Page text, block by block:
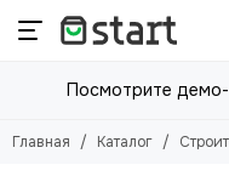
Строительство и
Смотреть все товары
Инструменты
Посмотрите
Главная Каталог